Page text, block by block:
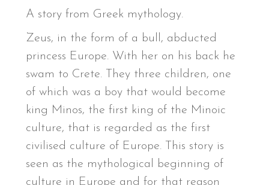
A story from Greek mythology.
Zeus, in the form of a bull, abducted
princess Europe. With her on his back he
swam to Crete. They three children, one
of which was a boy that would become
king Minos, the first king of the Minoic
culture, that is regarded as the first
civilised culture of Europe. This story is
seen as the mythological beginning of
culture in Europe and for that reason